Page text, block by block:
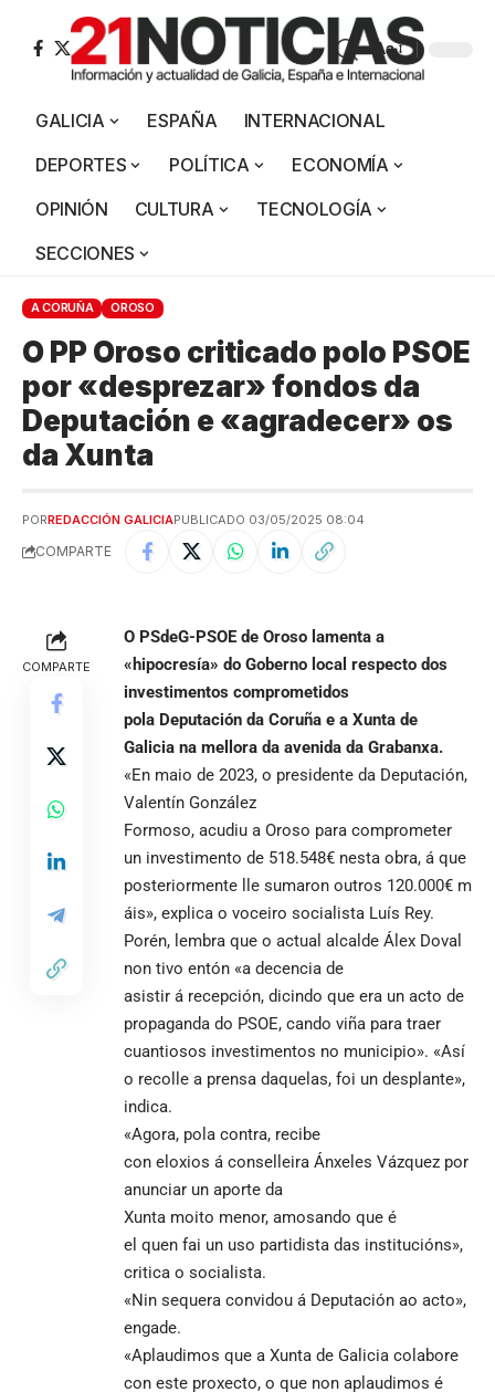
Aa
GALICIA ESPAÑA
INTERNACIONAL
DEPORTES
POLÍTICA
ECONOMÍA
OPINIÓN
CULTURA
TECNOLOGÍA
SECCIONES
A CORUÑA OROSO
O PP Oroso criticado polo PSOE
por «desprezar» fondos da
Deputación e «agradecer» os
da Xunta
PORREDACCIÓN GALICIAPUBLICADO 03/05/2025 08:04
COMPARTE
COMPARTE
O PSdeG-PSOE de Oroso lamenta a
«hipocresía» do Goberno local respecto dos
investimentos comprometidos
pola Deputación da Coruña e a Xunta de
Galicia na mellora da avenida da Grabanxa.
«En maio de 2023, o presidente da Deputación,
Valentín González
Formoso, acudiu a Oroso para comprometer
un investimento de 518.548€ nesta obra, á que
posteriormente lle sumaron outros 120.000€ m
áis», explica o voceiro socialista Luís Rey.
Porén, lembra que o actual alcalde Álex Doval
non tivo entón «a decencia de
asistir á recepción, dicindo que era un acto de
propaganda do PSOE, cando viña para traer
cuantiosos investimentos no municipio». «Así
o recolle a prensa daquelas, foi un desplante»,
indica.
«Agora, pola contra, recibe
con eloxios á conselleira Ánxeles Vázquez por
anunciar un aporte da
Xunta moito menor, amosando que é
el quen fai un uso partidista das institucións»,
critica o socialista.
«Nin sequera convidou á Deputación ao acto»,
engade.
«Aplaudimos que a Xunta de Galicia colabore
con este proxecto, o que non aplaudimos é